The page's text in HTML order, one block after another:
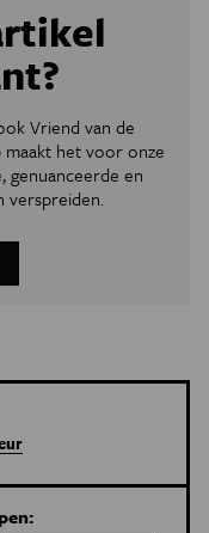
Vriend van de
maakt het voor onze
genuanceerde en
verspreiden.